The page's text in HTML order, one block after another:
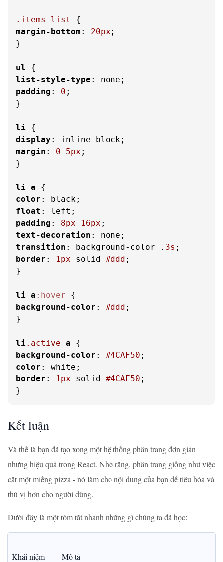
.items-list
margin-bottom : 20px ;
}
ul
list-style-type
padding : 0 ;
}
li
display
margin : 0 5px ;
}
li a
color
float
padding : 8px 16px
text-decoration
transition : background-color . 3s
border : 1px solid #ddd ;
}
li a :hover
background-color : #ddd ;
}
li.active a
background-color : #4CAF50
color
border : 1px solid #4CAF50 ;
}
Kết luận
Và thế là bạn đã tạo xong một hệ thống phân trang đơn giản
nhưng hiệu quả trong React. Nhớ rằng, phân trang giống như việc
cắt một miếng pizza - nó làm cho nội dung của bạn dễ tiêu hóa và
thú vị hơn cho người dùng.
Dưới đây là một tóm tắt nhanh những gì chúng ta đã học:
Khái niệm Mô tả